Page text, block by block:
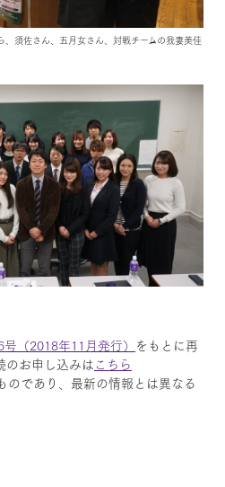
須佐さん、五月女さん、対戦チームの我妻美佳
（2018年11月発行） をもとに再
のお申し込みはこちら
であり、最新の情報とは異なる